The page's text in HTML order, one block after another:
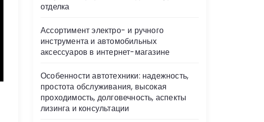
отделка
Ассортимент электро- и ручного
инструмента и автомобильных
аксессуаров в интернет-магазине
Особенности автотехники: надежность,
простота обслуживания, высокая
проходимость, долговечность, аспекты
лизинга и консультации